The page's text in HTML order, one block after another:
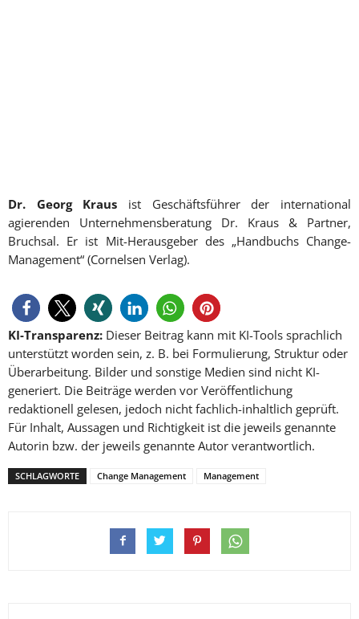
Dr. Georg Kraus ist Geschäftsführer der international
agierenden Unternehmensberatung Dr. Kraus & Partner,
Bruchsal. Er ist Mit-Herausgeber des „Handbuchs Change-
Management“ (Cornelsen Verlag).
KI-Transparenz: Dieser Beitrag kann mit KI-Tools sprachlich
unterstützt worden sein, z. B. bei Formulierung, Struktur oder
Überarbeitung. Bilder und sonstige Medien sind nicht KI-
generiert. Die Beiträge werden vor Veröffentlichung
redaktionell gelesen, jedoch nicht fachlich-inhaltlich geprüft.
Für Inhalt, Aussagen und Richtigkeit ist die jeweils genannte
Autorin bzw. der jeweils genannte Autor verantwortlich.
SCHLAGWORTE Change Management Management